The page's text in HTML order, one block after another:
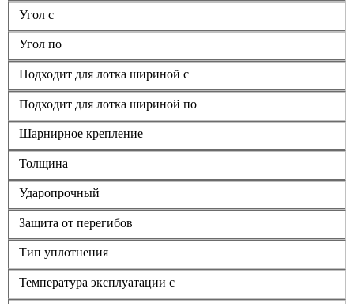
Угол с
Угол по
Подходит для лотка шириной с
Подходит для лотка шириной по
Шарнирное крепление
Толщина
Ударопрочный
Защита от перегибов
Тип уплотнения
Температура эксплуатации с